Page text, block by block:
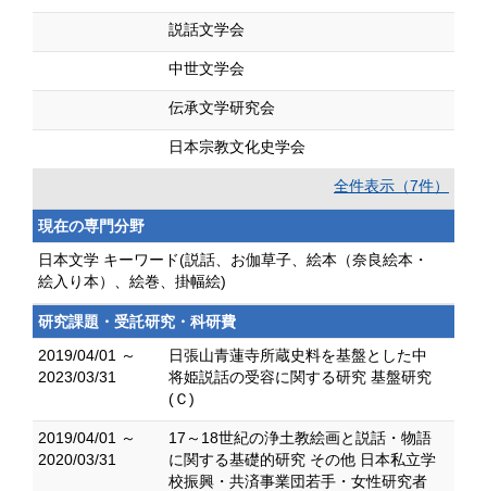
説話文学会
中世文学会
伝承文学研究会
日本宗教文化史学会
全件表示（7件）
現在の専門分野
日本文学 キーワード(説話、お伽草子、絵本（奈良絵本・
絵入り本）、絵巻、掛幅絵)
研究課題・受託研究・科研費
2019/04/01 ～
2023/03/31
日張山青蓮寺所蔵史料を基盤とした中
将姫説話の受容に関する研究 基盤研究
(Ｃ)
2019/04/01 ～
2020/03/31
17～18世紀の浄土教絵画と説話・物語
に関する基礎的研究 その他 日本私立学
校振興・共済事業団若手・女性研究者